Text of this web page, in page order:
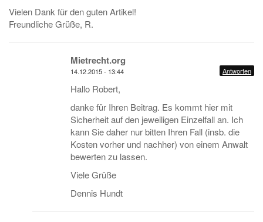
Vielen Dank für den guten Artikel!
Freundliche Grüße, R.
Mietrecht.org
14.12.2015 - 13:44 Antworten
Hallo Robert,
danke für Ihren Beitrag. Es kommt hier mit
Sicherheit auf den jeweiligen Einzelfall an. Ich
kann Sie daher nur bitten Ihren Fall (insb. die
Kosten vorher und nachher) von einem Anwalt
bewerten zu lassen.
Viele Grüße
Dennis Hundt